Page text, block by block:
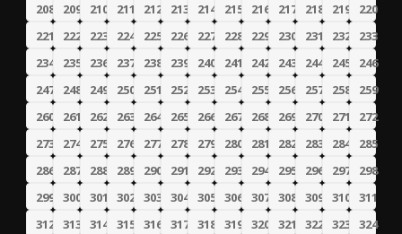
208
209 210 211 212 213 214 215 216 217 218 219
220
221
222 223 224 225 226 227 228 229 230 231 232
233
234
235 236 237 238 239 240 241 242 243 244 245
246
247
248 249 250 251 252 253 254 255 256 257 258
259
260
261 262 263 264 265 266 267 268 269 270 271
272
273
274 275 276 277 278 279 280 281 282 283 284
285
286
287 288 289 290 291 292 293 294 295 296 297
298
299
300 301 302 303 304 305 306 307 308 309 310
311
312
313 314 315 316 317 318 319 320 321 322 323
324